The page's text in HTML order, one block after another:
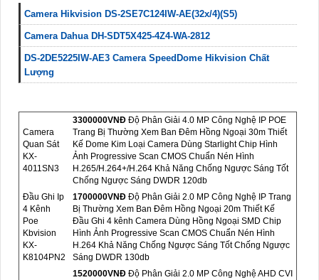
Camera Hikvision DS-2SE7C124IW-AE(32x/4)(S5)
Camera Dahua DH-SDT5X425-4Z4-WA-2812
DS-2DE5225IW-AE3 Camera SpeedDome Hikvision Chất
Lượng
Camera
Quan Sát
KX-
4011SN3
3300000VNÐ Độ Phân Giải 4.0 MP Công Nghệ IP POE
Trang Bị Thường Xem Ban Đêm Hồng Ngoại 30m Thiết
Kế Dome Kim Loại Camera Dùng Starlight Chip Hình
Ảnh Progressive Scan CMOS Chuẩn Nén Hình
H.265/H.264+/H.264 Khả Năng Chống Ngược Sáng Tốt
Chống Ngược Sáng DWDR 120db
Đầu Ghi Ip
4 Kênh
Poe
Kbvision
KX-
K8104PN2
1700000VNÐ Độ Phân Giải 2.0 MP Công Nghệ IP Trang
Bị Thường Xem Ban Đêm Hồng Ngoại 20m Thiết Kế
Đầu Ghi 4 kênh Camera Dùng Hồng Ngoại SMD Chip
Hình Ảnh Progressive Scan CMOS Chuẩn Nén Hình
H.264 Khả Năng Chống Ngược Sáng Tốt Chống Ngược
Sáng DWDR 130db
1520000VNÐ Độ Phân Giải 2.0 MP Công Nghệ AHD CVI